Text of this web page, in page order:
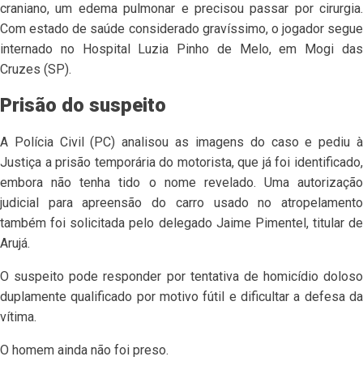
craniano, um edema pulmonar e precisou passar por cirurgia.
Com estado de saúde considerado gravíssimo, o jogador segue
internado no Hospital Luzia Pinho de Melo, em Mogi das
Cruzes (SP).
Prisão do suspeito
A Polícia Civil (PC) analisou as imagens do caso e pediu à
Justiça a prisão temporária do motorista, que já foi identificado,
embora não tenha tido o nome revelado. Uma autorização
judicial para apreensão do carro usado no atropelamento
também foi solicitada pelo delegado Jaime Pimentel, titular de
Arujá.
O suspeito pode responder por tentativa de homicídio doloso
duplamente qualificado por motivo fútil e dificultar a defesa da
vítima.
O homem ainda não foi preso.